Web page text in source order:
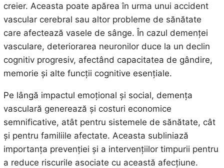
creier. Aceasta poate apărea în urma unui accident
vascular cerebral sau altor probleme de sănătate
care afectează vasele de sânge. În cazul demenței
vasculare, deteriorarea neuronilor duce la un declin
cognitiv progresiv, afectând capacitatea de gândire,
memorie și alte funcții cognitive esențiale.
Pe lângă impactul emoțional și social, demența
vasculară generează și costuri economice
semnificative, atât pentru sistemele de sănătate, cât
și pentru familiile afectate. Aceasta subliniază
importanța prevenției și a intervențiilor timpurii pentru
a reduce riscurile asociate cu această afecțiune.